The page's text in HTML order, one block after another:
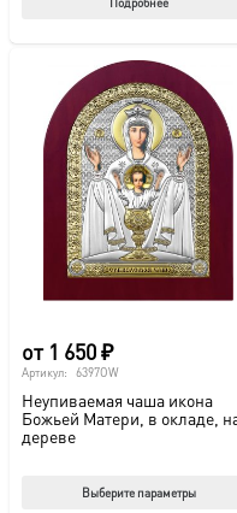
от 1 650₽
Артикул: 6397OW
Неупиваемая чаша икона
Божьей Матери, в окладе,
дереве
Выберите параметры